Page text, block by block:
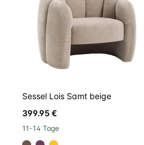
Sessel Lois Samt beige
399.95 €
11-14 Tage